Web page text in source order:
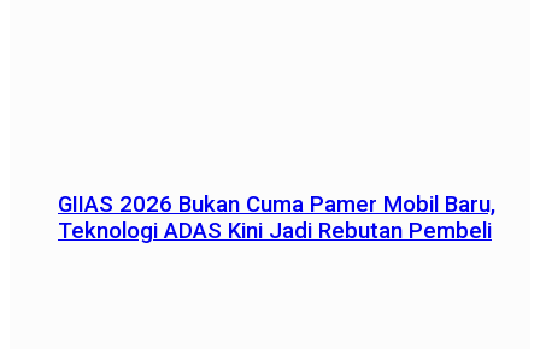
GIIAS 2026 Bukan Cuma Pamer Mobil Baru,
Teknologi ADAS Kini Jadi Rebutan Pembeli